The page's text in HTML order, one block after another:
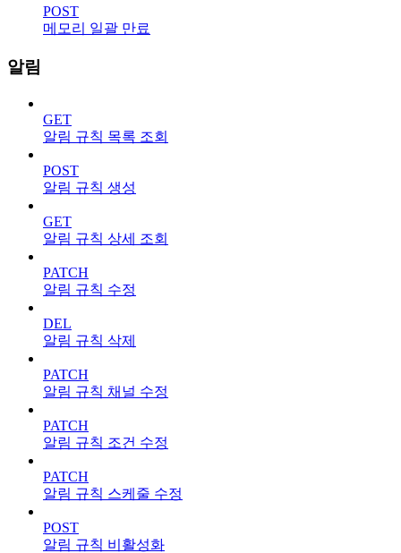
POST
메모리 일괄 만료
알림
GET
알림 규칙 목록 조회
POST
알림 규칙 생성
GET
알림 규칙 상세 조회
PATCH
알림 규칙 수정
DEL
알림 규칙 삭제
PATCH
알림 규칙 채널 수정
PATCH
알림 규칙 조건 수정
PATCH
알림 규칙 스케줄 수정
POST
알림 규칙 비활성화